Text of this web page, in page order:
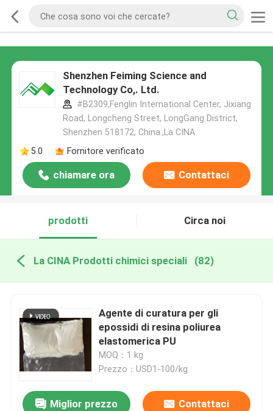
Shenzhen Feiming Science and
Technology Co,. Ltd.
#B2309,Fenglin International Center, Jixiang
Road, Longcheng Street, LongGang District,
Shenzhen 518172, China.,La CINA
5.0
Fornitore verificato
chiamare ora Contattaci
prodotti Circa noi
La CINA Prodotti chimici speciali (82)
Agente di curatura per gli
epossidi di resina poliurea
elastomerica PU
MOQ：1 kg
Prezzo：USD1-100/kg
Miglior prezzo Contattaci